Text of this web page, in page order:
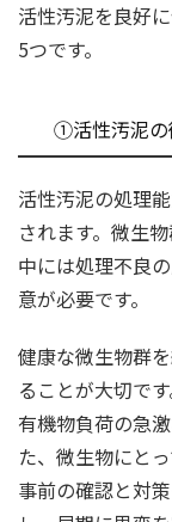
活性汚泥を良好
5つです。
①活性汚泥の
活性汚泥の処理
されます。微生
中には処理不良
意が必要です。
健康な微生物群
ることが大切で
有機物負荷の急
た、微生物にと
事前の確認と対